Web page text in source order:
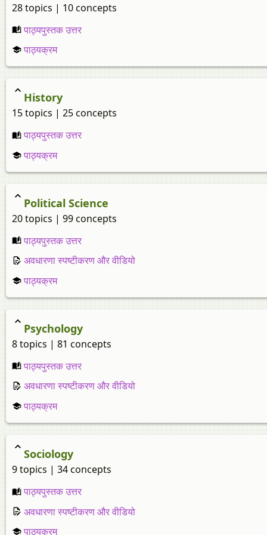
28 topics | 10 concepts
पाठ्यपुस्तक उत्तर
पाठ्यक्रम
History
15 topics | 25 concepts
पाठ्यपुस्तक उत्तर
पाठ्यक्रम
Political Science
20 topics | 99 concepts
पाठ्यपुस्तक उत्तर
अवधारणा स्पष्टीकरण और वीडियो
पाठ्यक्रम
Psychology
8 topics | 81 concepts
पाठ्यपुस्तक उत्तर
अवधारणा स्पष्टीकरण और वीडियो
पाठ्यक्रम
Sociology
9 topics | 34 concepts
पाठ्यपुस्तक उत्तर
अवधारणा स्पष्टीकरण और वीडियो
पाठ्यक्रम